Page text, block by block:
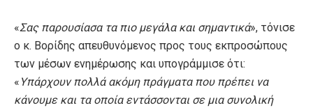
«Σας παρουσίασα τα πιο μεγάλα και σημαντικά», τόνισε
ο κ. Βορίδης απευθυνόμενος προς τους εκπροσώπους
των μέσων ενημέρωσης και υπογράμμισε ότι:
« Υπάρχουν πολλά ακόμη πράγματα που πρέπει να
κάνουμε και τα οποία εντάσσονται σε μια συνολική